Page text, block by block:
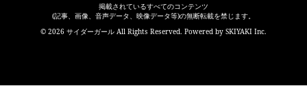
掲載されているすべてのコンテンツ
(記事、画像、音声データ、映像データ等)の無断転載を禁じます。
© 2026 サイダーガール All Rights Reserved. Powered by SKIYAKI Inc.